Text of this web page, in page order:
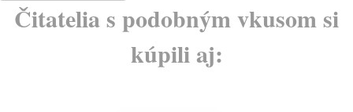
Čitatelia s podobným vkusom si
kúpili aj: